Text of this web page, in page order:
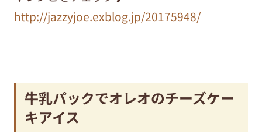
http://jazzyjoe.exblog.jp/20175948/
牛乳パックでオレオのチーズケー
キアイス